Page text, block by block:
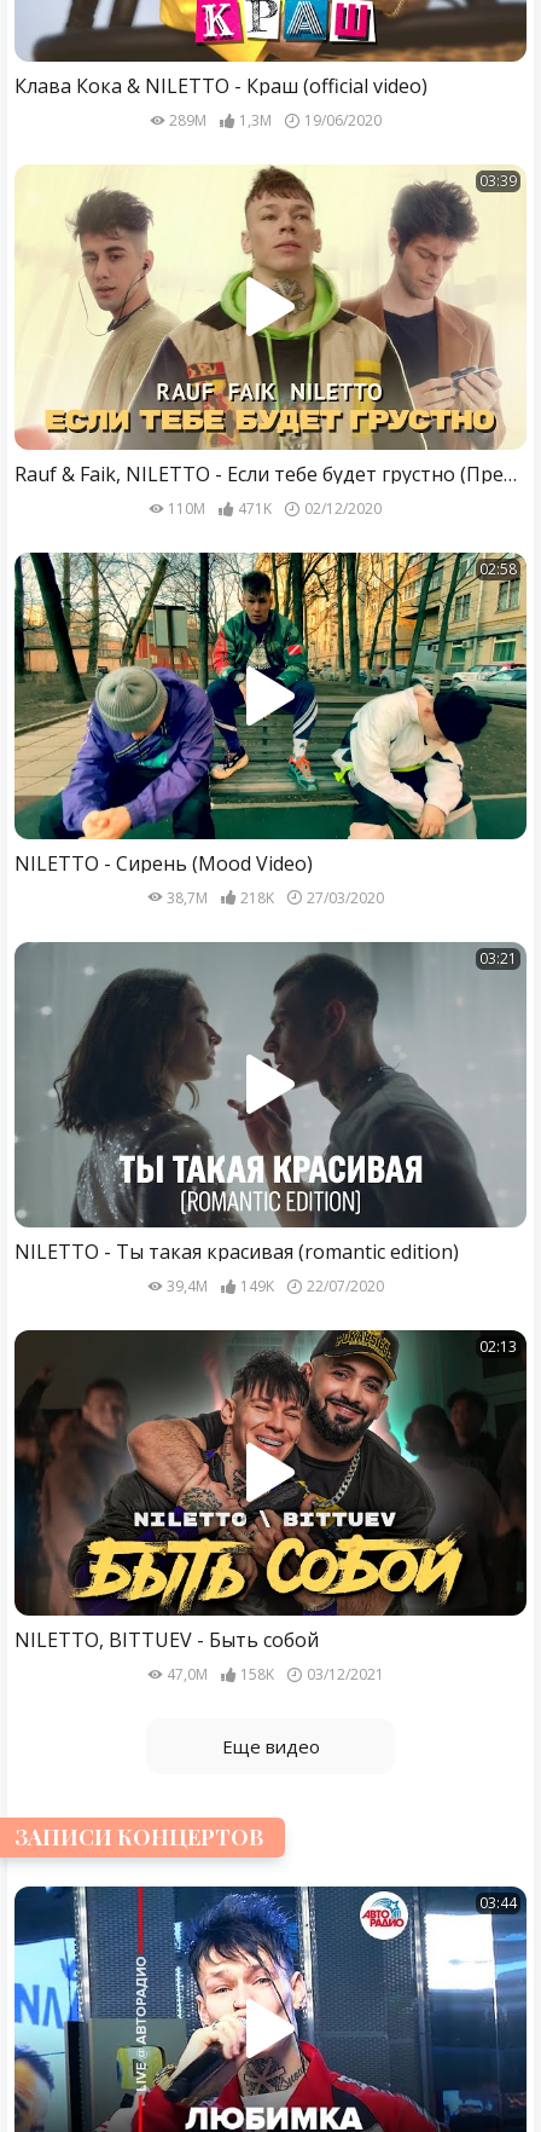
Клава Кока & NILETTO - Краш (official video)
289M 1,3M 19/06/2020
03:39
Rauf & Faik, NILETTO - Если тебе будет грустно (Премьера клипа)
110M 471K 02/12/2020
02:58
NILETTO - Сирень (Mood Video)
38,7M 218K 27/03/2020
03:21
NILETTO - Ты такая красивая (romantic edition)
39,4M 149K 22/07/2020
02:13
NILETTO, BITTUEV - Быть собой
47,0M 158K 03/12/2021
Еще видео
ЗАПИСИ КОНЦЕРТОВ
03:44